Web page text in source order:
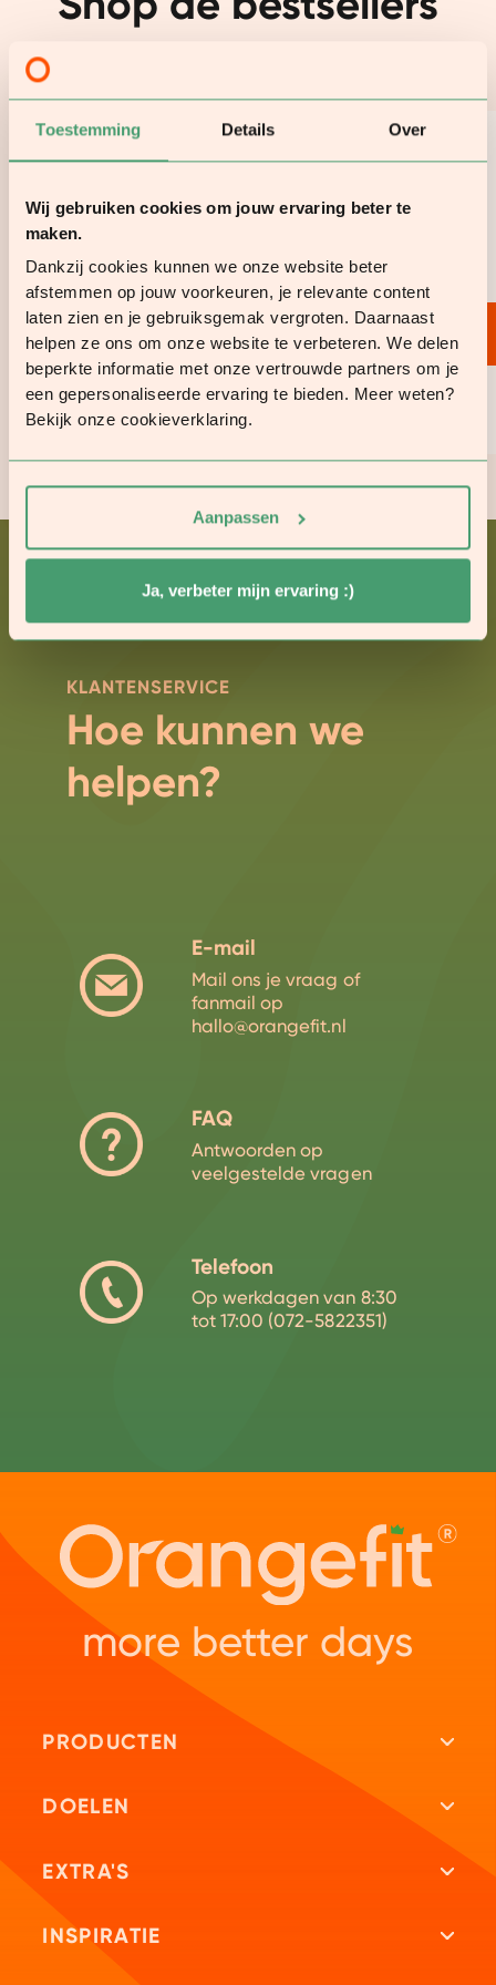
Toestemming Details Over
Wij gebruiken cookies om jouw ervaring beter te
maken.
Dankzij cookies kunnen we onze website beter
afstemmen op jouw voorkeuren, je relevante content
laten zien en je gebruiksgemak vergroten. Daarnaast
helpen ze ons om onze website te verbeteren. We delen
beperkte informatie met onze vertrouwde partners om je
een gepersonaliseerde ervaring te bieden. Meer weten?
Bekijk onze cookieverklaring.
Aanpassen
Ja, verbeter mijn ervaring :)
4.8
Protein
Nr. 1 plantaardige proteïne
Meteen bestellen
Meer weten?
KLANTENSERVICE
Hoe kunnen we
helpen?
E-mail
Mail ons je vraag of
fanmail op
hallo@orangefit.nl
FAQ
Antwoorden op
veelgestelde vragen
Telefoon
Op werkdagen van 8:30
tot 17:00 (072-5822351)
more better days
PRODUCTEN
Afvalshakes
Overnight Oats
DOELEN
Afvallen
Krachttraining
EXTRA'S
Repeat
Geef & Scoor
INSPIRATIE